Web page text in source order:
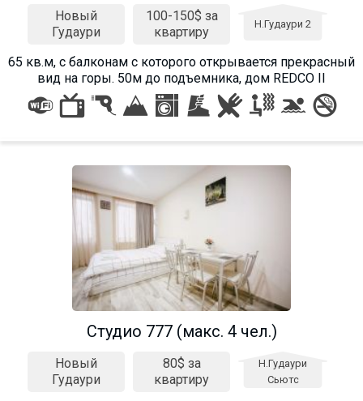
Новый
Гудаури
100-150$ за
квартиру
Н.Гудаури 2
65 кв.м, с балконам с которого открывается прекрасный
вид на горы. 50м до подъемника, дом REDCO II
Студио 777 (макс. 4 чел.)
Новый
Гудаури
80$ за
квартиру
Н.Гудаури
Сьютс